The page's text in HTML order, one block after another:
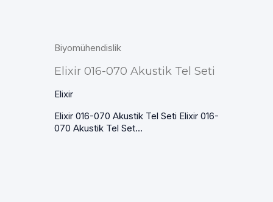
Biyomühendislik
Elixir 016-070 Akustik Tel Seti
Elixir
Elixir 016-070 Akustik Tel Seti Elixir 016-
070 Akustik Tel Set...